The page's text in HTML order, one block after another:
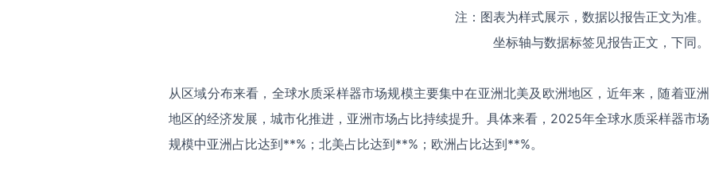
注：图表为样式展示，数据以报告正文为准。
坐标轴与数据标签见报告正文，下同。
从区域分布来看，全球水质采样器市场规模主要集中在亚洲北美及欧洲地区，近年来，随着亚洲
地区的经济发展，城市化推进，亚洲市场占比持续提升。具体来看，2025年全球水质采样器市场
规模中亚洲占比达到**%；北美占比达到**%；欧洲占比达到**%。